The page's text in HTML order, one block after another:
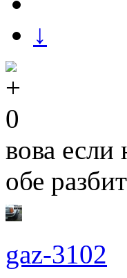
↓
0
вова
обе
gaz-3102